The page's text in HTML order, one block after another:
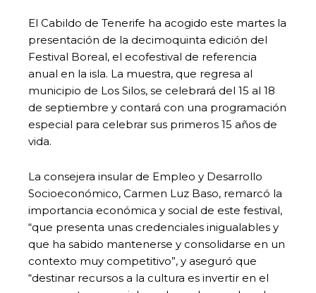
El Cabildo de Tenerife ha acogido este martes la
presentación de la decimoquinta edición del
Festival Boreal, el ecofestival de referencia
anual en la isla. La muestra, que regresa al
municipio de Los Silos, se celebrará del 15 al 18
de septiembre y contará con una programación
especial para celebrar sus primeros 15 años de
vida.
La consejera insular de Empleo y Desarrollo
Socioeconómico, Carmen Luz Baso, remarcó la
importancia económica y social de este festival,
“que presenta unas credenciales inigualables y
que ha sabido mantenerse y consolidarse en un
contexto muy competitivo”, y aseguró que
“destinar recursos a la cultura es invertir en el